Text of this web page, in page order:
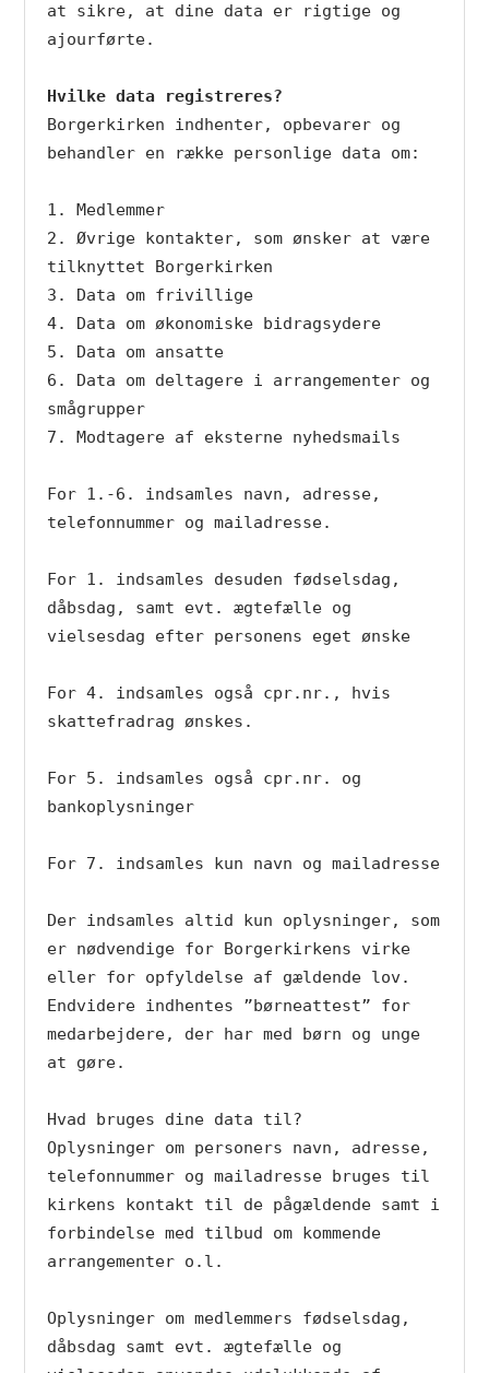
at sikre, at dine data er rigtige og
ajourførte.
Hvilke data registreres?
Borgerkirken indhenter, opbevarer og
behandler en række personlige data om:
1. Medlemmer
2. Øvrige kontakter, som ønsker at være
tilknyttet Borgerkirken
3. Data om frivillige
4. Data om økonomiske bidragsydere
5. Data om ansatte
6. Data om deltagere i arrangementer og
smågrupper
7. Modtagere af eksterne nyhedsmails
For 1.-6. indsamles navn, adresse,
telefonnummer og mailadresse.
For 1. indsamles desuden fødselsdag,
dåbsdag, samt evt. ægtefælle og
vielsesdag efter personens eget ønske
For 4. indsamles også cpr.nr., hvis
skattefradrag ønskes.
For 5. indsamles også cpr.nr. og
bankoplysninger
For 7. indsamles kun navn og mailadresse
Der indsamles altid kun oplysninger, som
er nødvendige for Borgerkirkens virke
eller for opfyldelse af gældende lov.
Endvidere indhentes ”børneattest” for
medarbejdere, der har med børn og unge
at gøre.
Hvad bruges dine data til?
Oplysninger om personers navn, adresse,
telefonnummer og mailadresse bruges til
kirkens kontakt til de pågældende samt i
forbindelse med tilbud om kommende
arrangementer o.l.
Oplysninger om medlemmers fødselsdag,
dåbsdag samt evt. ægtefælle og